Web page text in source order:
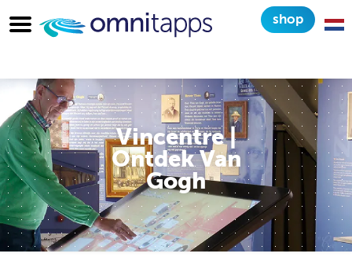
shop
Vincentre |
Ontdek Van
Gogh